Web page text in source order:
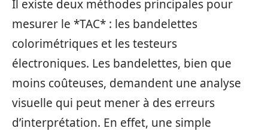
Il existe deux méthodes principales pour
mesurer le *TAC* : les bandelettes
colorimétriques et les testeurs
électroniques. Les bandelettes, bien que
moins coûteuses, demandent une analyse
visuelle qui peut mener à des erreurs
d’interprétation. En effet, une simple